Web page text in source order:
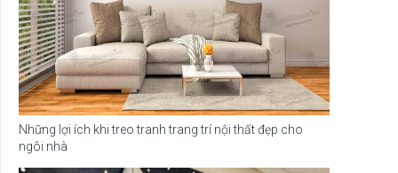
Những lợi ích khi treo tranh trang trí nội thất đẹp cho
ngôi nhà